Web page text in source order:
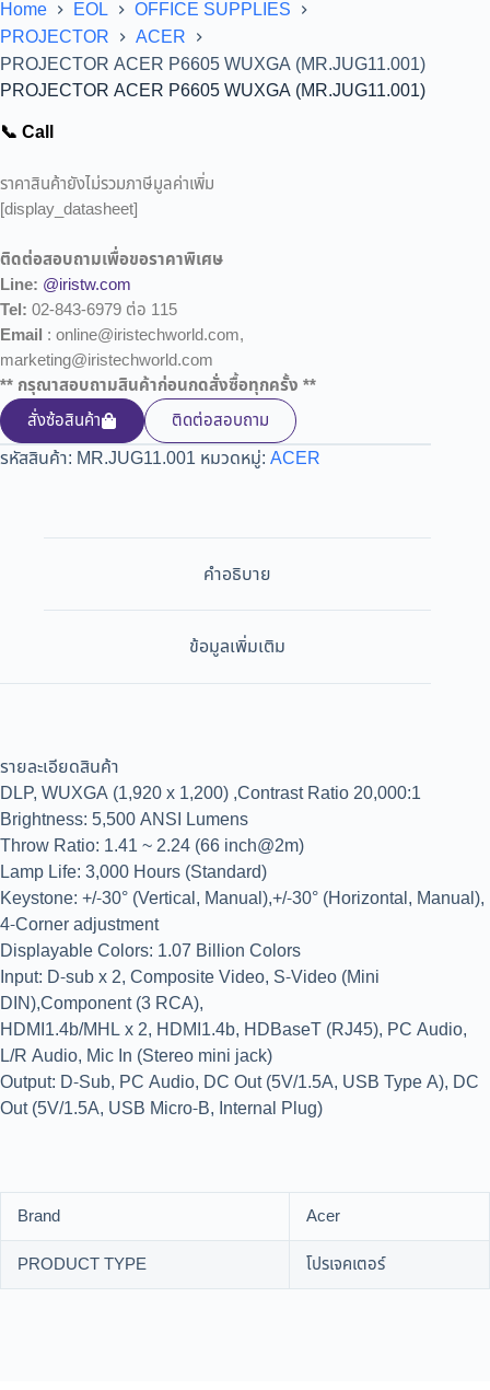
Home EOL
OFFICE SUPPLIES
PROJECTOR
ACER
PROJECTOR ACER P6605 WUXGA (MR.JUG11.001)
PROJECTOR ACER P6605 WUXGA (MR.JUG11.001)
📞 Call
ราคาสินค้ายังไม่รวมภาษีมูลค่าเพิ่ม
[display_datasheet]
ติดต่อสอบถามเพื่อขอราคาพิเศษ
Line: @iristw.com
Tel: 02-843-6979 ต่อ 115
Email : online@iristechworld.com,
marketing@iristechworld.com
** กรุณาสอบถามสินค้าก่อนกดสั่งซื้อทุกครั้ง **
สั่งซ้อสินค้า
ติดต่อสอบถาม
รหัสสินค้า: MR.JUG11.001 หมวดหมู่: ACER
คำอธิบาย
ข้อมูลเพิ่มเติม
รายละเอียดสินค้า
DLP, WUXGA (1,920 x 1,200) ,Contrast Ratio 20,000:1
Brightness: 5,500 ANSI Lumens
Throw Ratio: 1.41 ~ 2.24 (66 inch@2m)
Lamp Life: 3,000 Hours (Standard)
Keystone: +/-30° (Vertical, Manual),+/-30° (Horizontal, Manual),
4-Corner adjustment
Displayable Colors: 1.07 Billion Colors
Input: D-sub x 2, Composite Video, S-Video (Mini
DIN),Component (3 RCA),
HDMI1.4b/MHL x 2, HDMI1.4b, HDBaseT (RJ45), PC Audio,
L/R Audio, Mic In (Stereo mini jack)
Output: D-Sub, PC Audio, DC Out (5V/1.5A, USB Type A), DC
Out (5V/1.5A, USB Micro-B, Internal Plug)
Brand
Acer
PRODUCT TYPE
โปรเจคเตอร์